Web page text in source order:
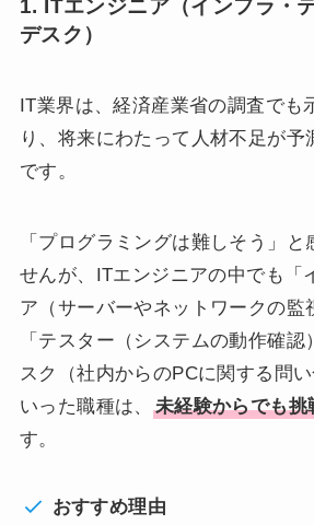
1. ITエンジニア（インフラ・
デスク）
IT業界は、経済産業省の調査でも
り、将来にわたって人材不足が予
です。
「プログラミングは難しそう」と
せんが、ITエンジニアの中でも「
ア（サーバーやネットワークの監
「テスター（システムの動作確
スク（社内からのPCに関する問
いった職種は、
未経験からでも挑
す。
おすすめ理由